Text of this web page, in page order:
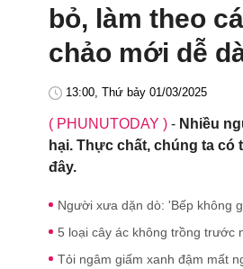
bỏ, làm theo
chảo mới dễ
13:00, Thứ bảy 01/03/2025
( PHUNUTODAY ) - Nhiều
hại. Thực chất, chúng ta
đây.
Người xưa dặn dò: 'Bếp không
5 loại cây ác không trồng trước
Tỏi ngâm giấm xanh đậm mất